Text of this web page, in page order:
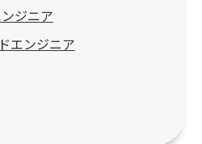
ンジニア
エンジニア